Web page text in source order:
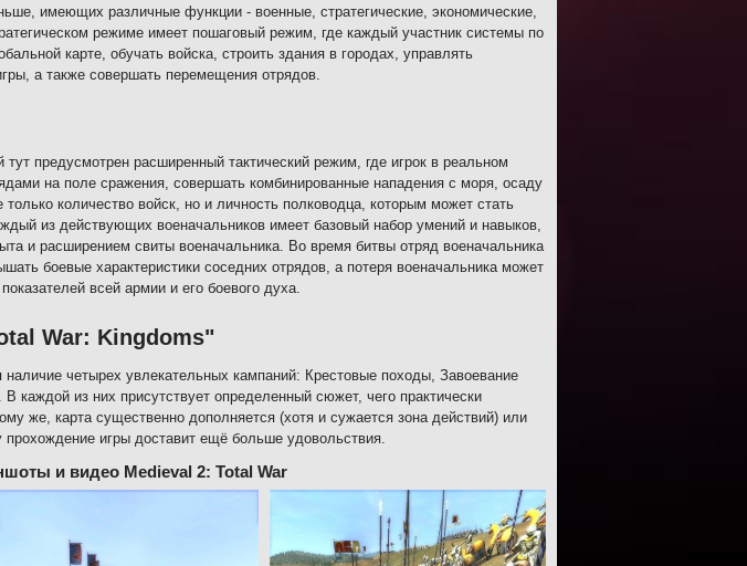
имеющих различные функции - военные, стратегические, экономические,
режиме имеет пошаговый режим, где каждый участник системы по
карте, обучать войска, строить здания в городах, управлять
а также совершать перемещения отрядов.
предусмотрен расширенный тактический режим, где игрок в реальном
на поле сражения, совершать комбинированные нападения с моря, осаду
количество войск, но и личность полководца, которым может стать
из действующих военачальников имеет базовый набор умений и навыков,
и расширением свиты военачальника. Во время битвы отряд военачальника
боевые характеристики соседних отрядов, а потеря военачальника может
всей армии и его боевого духа.
War: Kingdoms"
четырех увлекательных кампаний: Крестовые походы, Завоевание
каждой из них присутствует определенный сюжет, чего практически
же, карта существенно дополняется (хотя и сужается зона действий) или
игры доставит ещё больше удовольствия.
и видео Medieval 2: Total War